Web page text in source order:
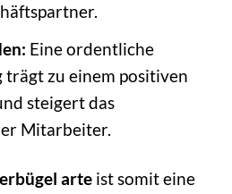
Eine ordentliche
zu einem positiven
steigert das
Mitarbeiter.
arte ist somit eine